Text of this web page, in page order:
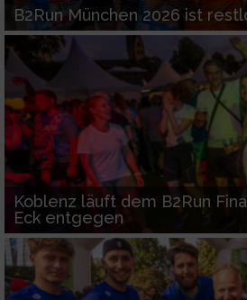
B2Run München 2026 ist
Koblenz läuft dem B2Run
Eck entgegen